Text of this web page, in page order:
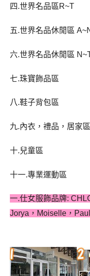
四.世界名品區R~T
五.世界名品休閒區
六.世界名品休閒區
七.珠寶飾品區
八.鞋子背包區
九.內衣，禮品，居家區
十.兒童區
十一.專業運動區
一.仕女服飾品牌:
Jorya，Moiselle，